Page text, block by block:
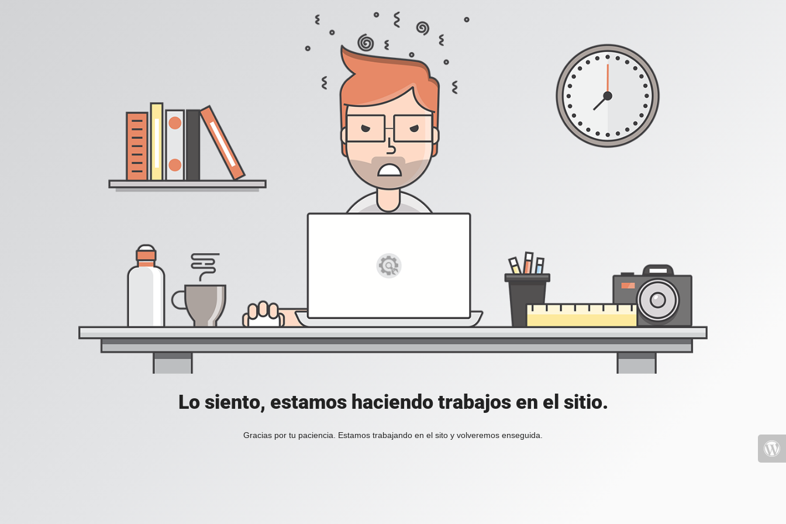
Lo siento, estamos haciendo trabajos en el sitio.
Gracias por tu paciencia. Estamos trabajando en el sito y volveremos enseguida.